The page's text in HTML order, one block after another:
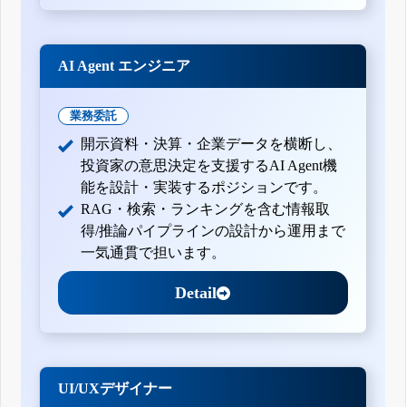
AI Agent エンジニア
業務委託
開示資料・決算・企業データを横断し、
投資家の意思決定を支援するAI Agent機
能を設計・実装するポジションです。
RAG・検索・ランキングを含む情報取
得/推論パイプラインの設計から運用まで
一気通貫で担います。
Detail
UI/UXデザイナー